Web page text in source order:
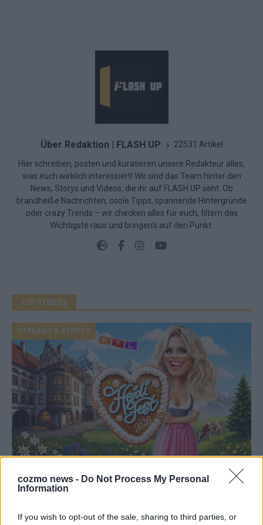
cozmo news - Do Not Process My Personal
Information
If you wish to opt-out of the sale, sharing to third parties, or
Über Redaktion | FLASH UP 22531 Artikel
Hier schreiben, posten und kuratieren unsere Redakteur alles,
was euch wirklich interessiert! Wir sind das Team hinter den
News, Storys und Videos, die ihr auf FLASH UP seht. Ob
brandheiße Nachrichten, coole Tipps, spannende Hintergründe
oder crazy Trends – wir checken alles für euch, filtern das
Wichtigste raus und bringen’s auf den Punkt.
TOP STORIES
Oktoberfest-Fest erstmals auf neuem
STREAMS & STORYS
August 2026